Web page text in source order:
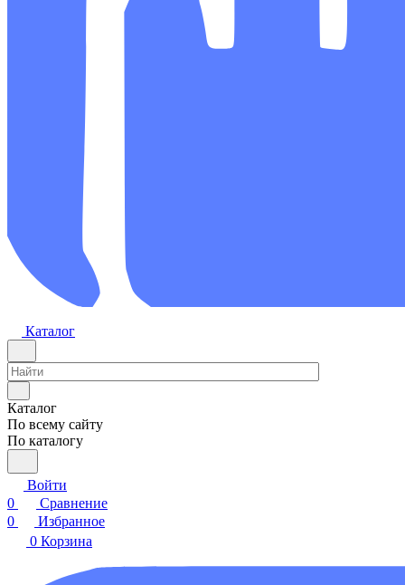
Каталог
Каталог
По всему сайту
По каталогу
Войти
0
Сравнение
0
Избранное
0 Корзина